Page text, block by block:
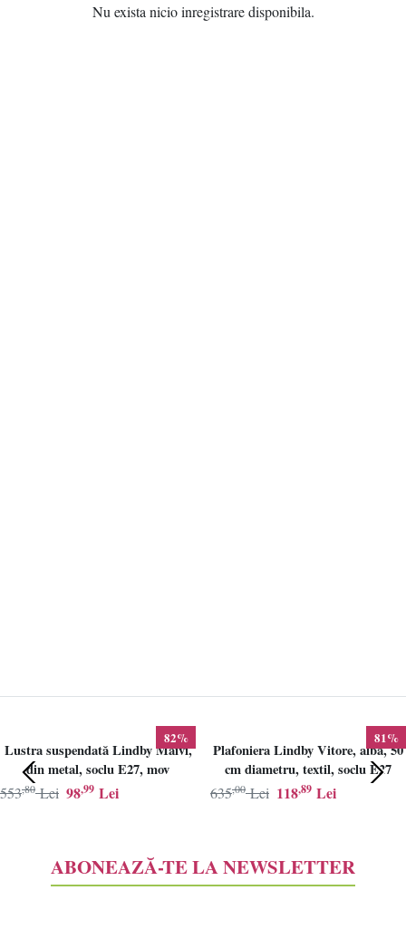
Nu exista nicio inregistrare disponibila.
82%
Lustra suspendată Lindby Maivi,
din metal, soclu E27, mov
98,99 Lei
553,80 Lei
81%
Plafoniera Lindby Vitore, alba, 50
cm diametru, textil, soclu E27
118,89 Lei
635,00 Lei
ABONEAZĂ-TE LA NEWSLETTER